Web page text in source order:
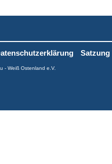
Satzung
- Weiß Ostenland e.V.